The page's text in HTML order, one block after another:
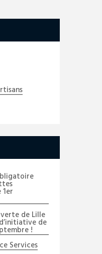
de Lille
de
!
Services